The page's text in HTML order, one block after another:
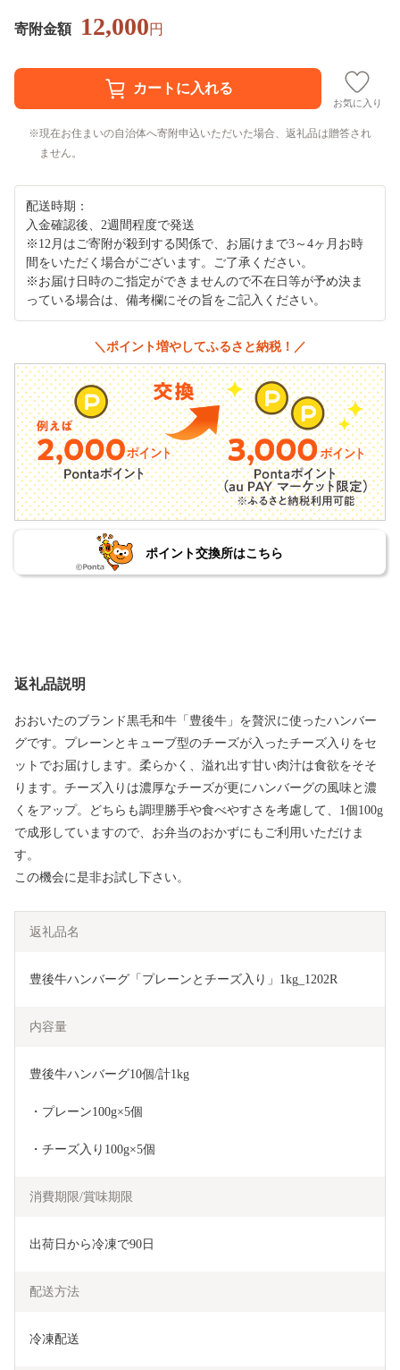
寄附金額 12,000円
お気に入り
現在お住まいの自治体へ寄附申込いただいた場合、返礼品は贈答され
ません。
配送時期：
入金確認後、2週間程度で発送
※12月はご寄附が殺到する関係で、お届けまで3～4ヶ月お時
間をいただく場合がございます。ご了承ください。
※お届け日時のご指定ができませんので不在日等が予め決ま
っている場合は、備考欄にその旨をご記入ください。
＼ポイント増やしてふるさと納税！／
ポイント交換所はこちら
返礼品説明
おおいたのブランド黒毛和牛「豊後牛」を贅沢に使ったハンバー
グです。プレーンとキューブ型のチーズが入ったチーズ入りをセ
ットでお届けします。柔らかく、溢れ出す甘い肉汁は食欲をそそ
ります。チーズ入りは濃厚なチーズが更にハンバーグの風味と濃
くをアップ。どちらも調理勝手や食べやすさを考慮して、1個100g
で成形していますので、お弁当のおかずにもご利用いただけま
す。
この機会に是非お試し下さい。
返礼品名
豊後牛ハンバーグ「プレーンとチーズ入り」1kg_1202R
内容量
豊後牛ハンバーグ10個/計1kg
・プレーン100g×5個
・チーズ入り100g×5個
消費期限/賞味期限
出荷日から冷凍で90日
配送方法
冷凍配送